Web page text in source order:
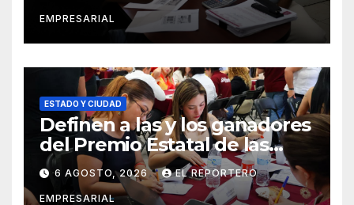
EMPRESARIAL
ESTADO Y CIUDAD
Definen a las y los ganadores
del Premio Estatal de las
Juventudes 2026
6 AGOSTO, 2026 EL REPORTERO
EMPRESARIAL